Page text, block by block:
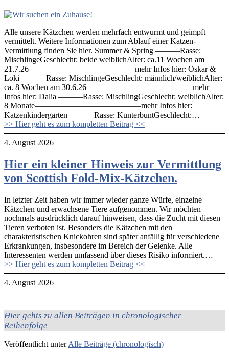
Alle unsere Kätzchen werden mehrfach entwurmt und geimpft
vermittelt. Weitere Informationen zum Ablauf einer Katzen-
Vermittlung finden Sie hier. Summer & Spring ———Rasse:
MischlingeGeschlecht: beide weiblichAlter: ca.11 Wochen am
21.7.26—————————————mehr Infos hier: Oskar &
Loki ———Rasse: MischlingeGeschlecht: männlich/weiblichAlter:
ca. 8 Wochen am 30.6.26—————————————mehr
Infos hier: Dalia ———Rasse: MischlingGeschlecht: weiblichAlter:
8 Monate—————————————mehr Infos hier:
Katzenkindergarten ———Rasse: KunterbuntGeschlecht:…
>> Hier geht es zum kompletten Beitrag <<
4. August 2026
Hier ein kleiner Hinweis zur Vermittlung
von Scottish Fold-Mix-Kätzchen.
In letzter Zeit haben wir immer wieder ganze Würfe, einzelne
Kätzchen und erwachsene Tiere aufgenommen. Wir möchten
nochmals ausdrücklich darauf hinweisen, dass die Zucht mit diesen
Tieren verboten ist. Besonders die Kätzchen mit den
charakteristischen Knickohren sind später anfällig für verschiedene
Erkrankungen, insbesondere im Bereich der Gelenke. Alle
Interessenten werden umfassend über dieses Risiko informiert.…
>> Hier geht es zum kompletten Beitrag <<
4. August 2026
Hier gehts zu allen Beiträgen in chronologischer
Reihenfolge
Veröffentlicht unter Alle Beiträge (chronologisch)